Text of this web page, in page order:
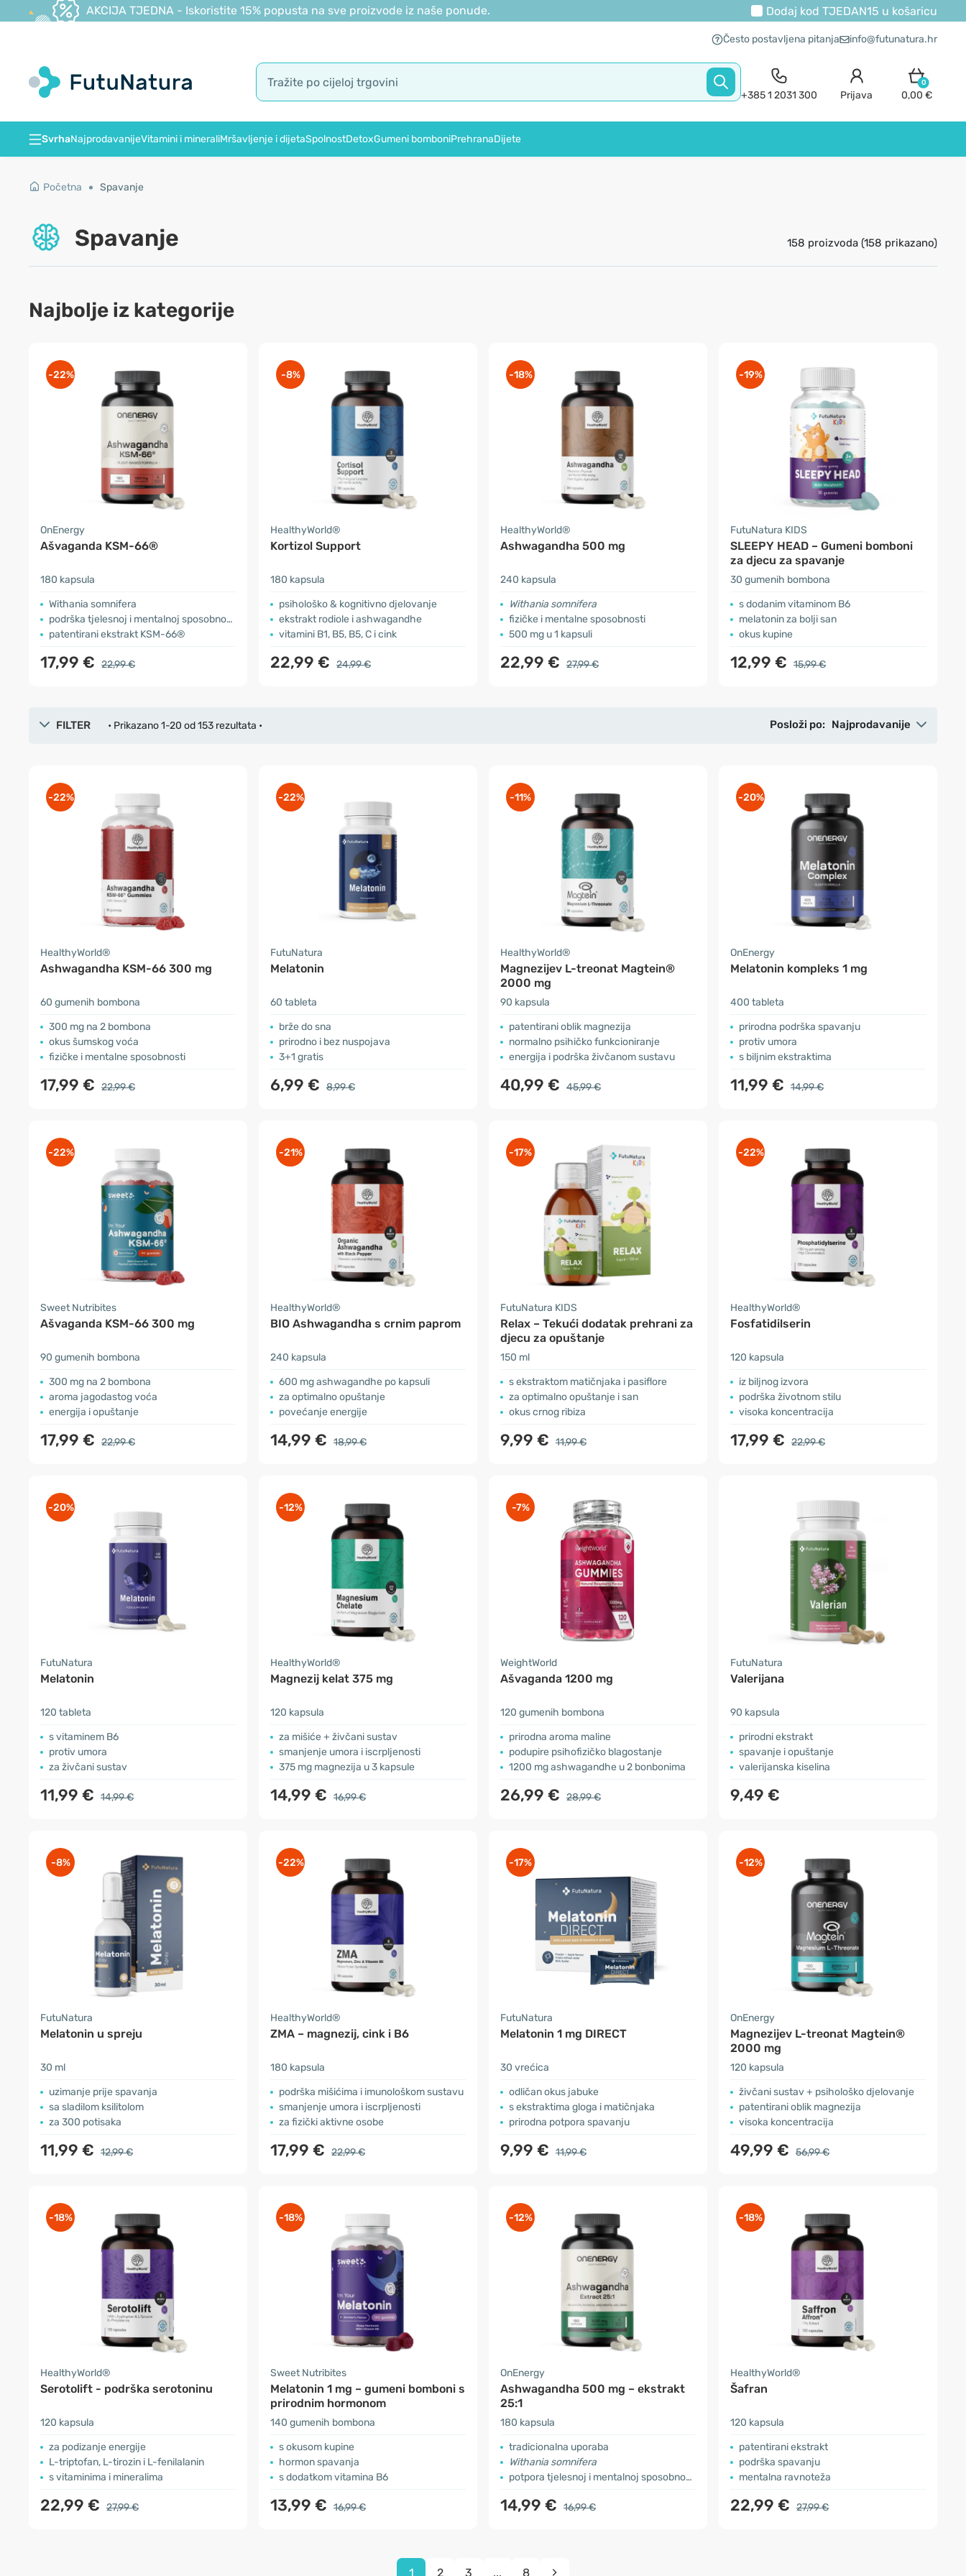
AKCIJA TJEDNA - Iskoristite 15% popusta na sve proizvode iz naše ponude. Dodaj kod TJEDAN15 u košaricu
Često postavljena pitanja info@futunatura.hr
+385 1 2031 300 Prijava
0
0,00 €
SvrhaNajprodavanijeVitamini i mineraliMršavljenje i dijetaSpolnostDetoxGumeni bomboniPrehranaDijete
Početna Spavanje
Spavanje 158 proizvoda (158 prikazano)
Najbolje iz kategorije
-22%
OnEnergy
Ašvaganda KSM-66®
180 kapsula
Withania somnifera
podrška tjelesnoj i mentalnoj sposobnosti
patentirani ekstrakt KSM-66®
17,99 € 22,99 €
-8%
HealthyWorld®
Kortizol Support
180 kapsula
psihološko & kognitivno djelovanje
ekstrakt rodiole i ashwagandhe
vitamini B1, B5, B5, C i cink
22,99 € 24,99 €
-18%
HealthyWorld®
Ashwagandha 500 mg
240 kapsula
Withania somnifera
fizičke i mentalne sposobnosti
500 mg u 1 kapsuli
22,99 € 27,99 €
-19%
FutuNatura KIDS
SLEEPY HEAD – Gumeni bomboni
za djecu za spavanje
30 gumenih bombona
s dodanim vitaminom B6
melatonin za bolji san
okus kupine
12,99 € 15,99 €
FILTER • Prikazano 1-20 od 153 rezultata • Posloži po: Najprodavanije
-22%
HealthyWorld®
Ashwagandha KSM-66 300 mg
60 gumenih bombona
300 mg na 2 bombona
okus šumskog voća
fizičke i mentalne sposobnosti
17,99 € 22,99 €
-22%
FutuNatura
Melatonin
60 tableta
brže do sna
prirodno i bez nuspojava
3+1 gratis
6,99 € 8,99 €
-11%
HealthyWorld®
Magnezijev L-treonat Magtein®
2000 mg
90 kapsula
patentirani oblik magnezija
normalno psihičko funkcioniranje
energija i podrška živčanom sustavu
40,99 € 45,99 €
-20%
OnEnergy
Melatonin kompleks 1 mg
400 tableta
prirodna podrška spavanju
protiv umora
s biljnim ekstraktima
11,99 € 14,99 €
-22%
Sweet Nutribites
Ašvaganda KSM-66 300 mg
90 gumenih bombona
300 mg na 2 bombona
aroma jagodastog voća
energija i opuštanje
17,99 € 22,99 €
-21%
HealthyWorld®
BIO Ashwagandha s crnim paprom
240 kapsula
600 mg ashwagandhe po kapsuli
za optimalno opuštanje
povećanje energije
14,99 € 18,99 €
-17%
FutuNatura KIDS
Relax – Tekući dodatak prehrani za
djecu za opuštanje
150 ml
s ekstraktom matičnjaka i pasiflore
za optimalno opuštanje i san
okus crnog ribiza
9,99 € 11,99 €
-22%
HealthyWorld®
Fosfatidilserin
120 kapsula
iz biljnog izvora
podrška životnom stilu
visoka koncentracija
17,99 € 22,99 €
-20%
FutuNatura
Melatonin
120 tableta
s vitaminem B6
protiv umora
za živčani sustav
11,99 € 14,99 €
-12%
HealthyWorld®
Magnezij kelat 375 mg
120 kapsula
za mišiće + živčani sustav
smanjenje umora i iscrpljenosti
375 mg magnezija u 3 kapsule
14,99 € 16,99 €
-7%
WeightWorld
Ašvaganda 1200 mg
120 gumenih bombona
prirodna aroma maline
podupire psihofizičko blagostanje
1200 mg ashwagandhe u 2 bonbonima
26,99 € 28,99 €
FutuNatura
Valerijana
90 kapsula
prirodni ekstrakt
spavanje i opuštanje
valerijanska kiselina
9,49 €
-8%
FutuNatura
Melatonin u spreju
30 ml
uzimanje prije spavanja
sa sladilom ksilitolom
za 300 potisaka
11,99 € 12,99 €
-22%
HealthyWorld®
ZMA – magnezij, cink i B6
180 kapsula
podrška mišićima i imunološkom sustavu
smanjenje umora i iscrpljenosti
za fizički aktivne osobe
17,99 € 22,99 €
-17%
FutuNatura
Melatonin 1 mg DIRECT
30 vrećica
odličan okus jabuke
s ekstraktima gloga i matičnjaka
prirodna potpora spavanju
9,99 € 11,99 €
-12%
OnEnergy
Magnezijev L-treonat Magtein®
2000 mg
120 kapsula
živčani sustav + psihološko djelovanje
patentirani oblik magnezija
visoka koncentracija
49,99 € 56,99 €
-18%
HealthyWorld®
Serotolift - podrška serotoninu
120 kapsula
za podizanje energije
L-triptofan, L-tirozin i L-fenilalanin
s vitaminima i mineralima
22,99 € 27,99 €
-18%
Sweet Nutribites
Melatonin 1 mg – gumeni bomboni s
prirodnim hormonom
140 gumenih bombona
s okusom kupine
hormon spavanja
s dodatkom vitamina B6
13,99 € 16,99 €
-12%
OnEnergy
Ashwagandha 500 mg – ekstrakt
25:1
180 kapsula
tradicionalna uporaba
Withania somnifera
potpora tjelesnoj i mentalnoj sposobnosti
14,99 € 16,99 €
-18%
HealthyWorld®
Šafran
120 kapsula
patentirani ekstrakt
podrška spavanju
mentalna ravnoteža
22,99 € 27,99 €
1 2 3 ... 8